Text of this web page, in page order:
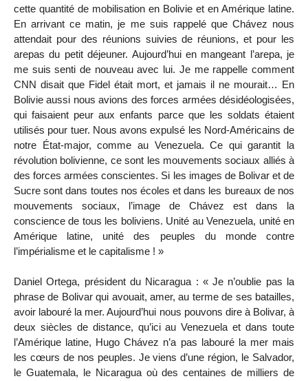
cette quantité de mobilisation en Bolivie et en Amérique latine.
En arrivant ce matin, je me suis rappelé que Chávez nous
attendait pour des réunions suivies de réunions, et pour les
arepas du petit déjeuner. Aujourd’hui en mangeant l’arepa, je
me suis senti de nouveau avec lui. Je me rappelle comment
CNN disait que Fidel était mort, et jamais il ne mourait… En
Bolivie aussi nous avions des forces armées désidéologisées,
qui faisaient peur aux enfants parce que les soldats étaient
utilisés pour tuer. Nous avons expulsé les Nord-Américains de
notre État-major, comme au Venezuela. Ce qui garantit la
révolution bolivienne, ce sont les mouvements sociaux alliés à
des forces armées conscientes. Si les images de Bolivar et de
Sucre sont dans toutes nos écoles et dans les bureaux de nos
mouvements sociaux, l’image de Chávez est dans la
conscience de tous les boliviens. Unité au Venezuela, unité en
Amérique latine, unité des peuples du monde contre
l’impérialisme et le capitalisme ! »
Daniel Ortega, président du Nicaragua : « Je n’oublie pas la
phrase de Bolivar qui avouait, amer, au terme de ses batailles,
avoir labouré la mer. Aujourd’hui nous pouvons dire à Bolivar, à
deux siècles de distance, qu’ici au Venezuela et dans toute
l’Amérique latine, Hugo Chávez n’a pas labouré la mer mais
les cœurs de nos peuples. Je viens d’une région, le Salvador,
le Guatemala, le Nicaragua où des centaines de milliers de